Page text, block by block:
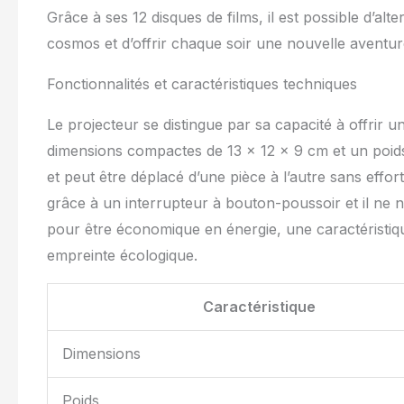
pour créer une
peut être
vous vous
veilleuse dans
cadeau pour
jouer de la
et le salon, le
en couple, le
romantique, la
Grâce à ses 12 disques de films, il est possible
cosmos et d’offrir chaque soir une nouvelle
Fonctionnalités et caractéristiques techniques
Le projecteur se distingue par sa capacité à offrir
dimensions compactes de 13 x 12 x 9 cm et un
et peut être déplacé d’une pièce à l’autre sans
grâce à un interrupteur à bouton-poussoir et il ne
pour être économique en énergie, une
empreinte écologique.
Caractéristique
Dimensions
Poids